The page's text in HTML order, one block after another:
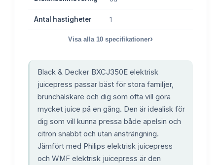
Antal hastigheter 1
Visa alla 10 specifikationer›
Black & Decker BXCJ350E elektrisk
juicepress passar bäst för stora familjer,
brunchälskare och dig som ofta vill göra
mycket juice på en gång. Den är idealisk för
dig som vill kunna pressa både apelsin och
citron snabbt och utan ansträngning.
Jämfört med Philips elektrisk juicepress
och WMF elektrisk juicepress är den